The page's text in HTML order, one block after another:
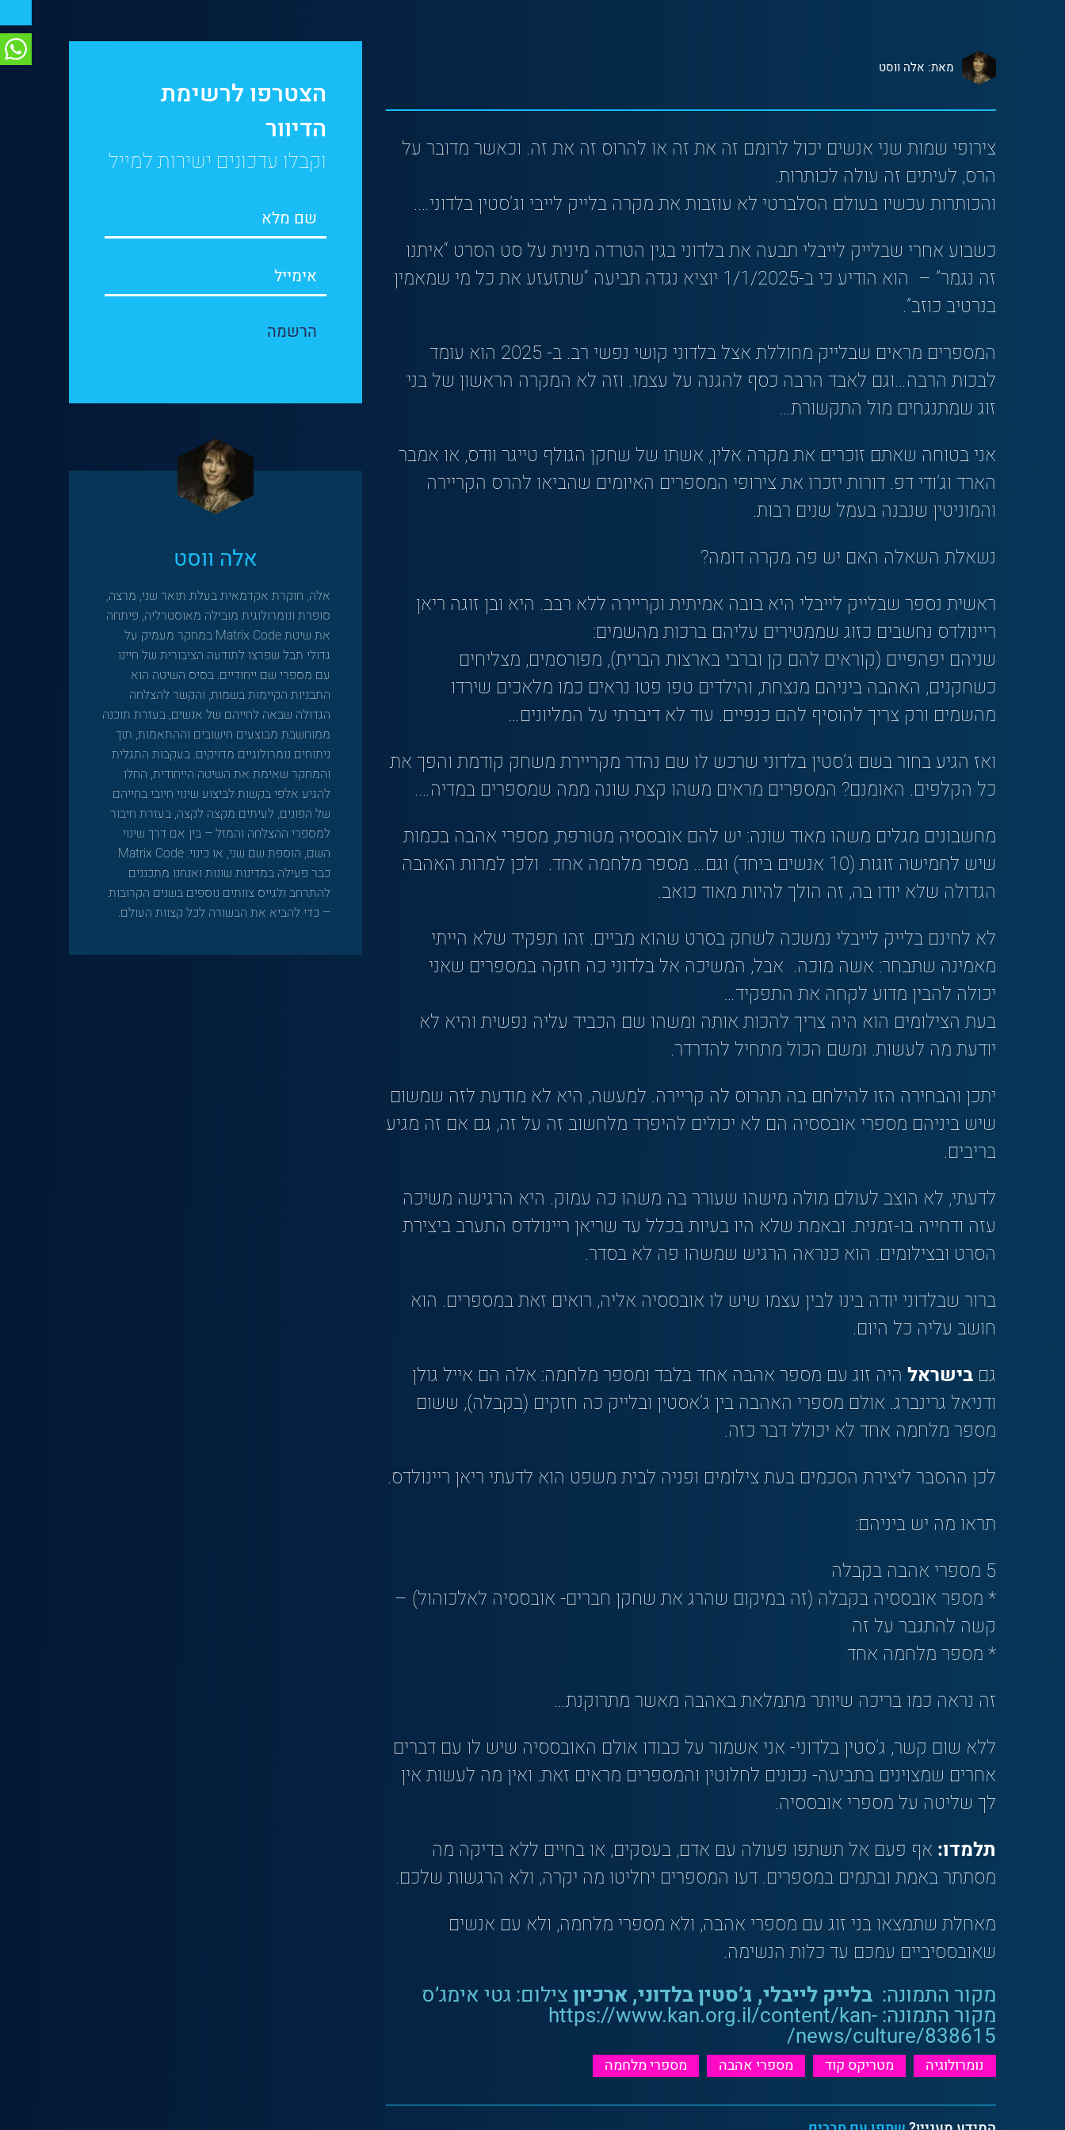
מאת: אלה ווסט
צירופי שמות שני אנשים יכול לרומם זה את זה או להרוס זה את זה. וכאשר מדובר על
הרס, לעיתים זה עולה לכותרות.
והכותרות עכשיו בעולם הסלברטי לא עוזבות את מקרה בלייק לייבי וג’סטין בלדוני….
כשבוע אחרי שבלייק לייבלי תבעה את בלדוני בגין הטרדה מינית על סט הסרט “איתנו
זה נגמר” – הוא הודיע כי ב-1/1/2025 יוציא נגדה תביעה “שתזעזע את כל מי שמאמין
בנרטיב כוזב”.
המספרים מראים שבלייק מחוללת אצל בלדוני קושי נפשי רב. ב- 2025 הוא עומד
לבכות הרבה…וגם לאבד הרבה כסף להגנה על עצמו. וזה לא המקרה הראשון של בני
זוג שמתנגחים מול התקשורת…
אני בטוחה שאתם זוכרים את מקרה אלין, אשתו של שחקן הגולף טייגר וודס, או אמבר
הארד וג’ודי דפ. דורות יזכרו את צירופי המספרים האיומים שהביאו להרס הקריירה
והמוניטין שנבנה בעמל שנים רבות.
נשאלת השאלה האם יש פה מקרה דומה?
ראשית נספר שבלייק לייבלי היא בובה אמיתית וקריירה ללא רבב. היא ובן זוגה ריאן
ריינולדס נחשבים כזוג שממטירים עליהם ברכות מהשמים:
שניהם יפהפיים (קוראים להם קן וברבי בארצות הברית), מפורסמים, מצליחים
כשחקנים, האהבה ביניהם מנצחת, והילדים טפו פטו נראים כמו מלאכים שירדו
מהשמים ורק צריך להוסיף להם כנפיים. עוד לא דיברתי על המליונים…
ואז הגיע בחור בשם ג’סטין בלדוני שרכש לו שם נהדר מקריירת משחק קודמת והפך את
כל הקלפים. האומנם? המספרים מראים משהו קצת שונה ממה שמספרים במדיה….
מחשבונים מגלים משהו מאוד שונה: יש להם אובססיה מטורפת, מספרי אהבה בכמות
שיש לחמישה זוגות (10 אנשים ביחד) וגם… מספר מלחמה אחד. ולכן למרות האהבה
הגדולה שלא יודו בה, זה הולך להיות מאוד כואב.
לא לחינם בלייק לייבלי נמשכה לשחק בסרט שהוא מביים. זהו תפקיד שלא הייתי
מאמינה שתבחר: אשה מוכה. אבל, המשיכה אל בלדוני כה חזקה במספרים שאני
יכולה להבין מדוע לקחה את התפקיד…
בעת הצילומים הוא היה צריך להכות אותה ומשהו שם הכביד עליה נפשית והיא לא
יודעת מה לעשות. ומשם הכול מתחיל להדרדר.
יתכן והבחירה הזו להילחם בה תהרוס לה קריירה. למעשה, היא לא מודעת לזה שמשום
שיש ביניהם מספרי אובססיה הם לא יכולים להיפרד מלחשוב זה על זה, גם אם זה מגיע
בריבים.
לדעתי, לא הוצב לעולם מולה מישהו שעורר בה משהו כה עמוק. היא הרגישה משיכה
עזה ודחייה בו-זמנית. ובאמת שלא היו בעיות בכלל עד שריאן ריינולדס התערב ביצירת
הסרט ובצילומים. הוא כנראה הרגיש שמשהו פה לא בסדר.
ברור שבלדוני יודה בינו לבין עצמו שיש לו אובססיה אליה, רואים זאת במספרים. הוא
חושב עליה כל היום.
גם בישראל היה זוג עם מספר אהבה אחד בלבד ומספר מלחמה: אלה הם אייל גולן
ודניאל גרינברג. אולם מספרי האהבה בין ג’אסטין ובלייק כה חזקים (בקבלה), ששום
מספר מלחמה אחד לא יכולל דבר כזה.
לכן ההסבר ליצירת הסכמים בעת צילומים ופניה לבית משפט הוא לדעתי ריאן ריינולדס.
תראו מה יש ביניהם:
5 מספרי אהבה בקבלה
* מספר אובססיה בקבלה (זה במיקום שהרג את שחקן חברים- אובססיה לאלכוהול) –
קשה להתגבר על זה
* מספר מלחמה אחד
זה נראה כמו בריכה שיותר מתמלאת באהבה מאשר מתרוקנת…
ללא שום קשר, ג’סטין בלדוני- אני אשמור על כבודו אולם האובססיה שיש לו עם דברים
אחרים שמצוינים בתביעה- נכונים לחלוטין והמספרים מראים זאת. ואין מה לעשות אין
לך שליטה על מספרי אובססיה.
תלמדו: אף פעם אל תשתפו פעולה עם אדם, בעסקים, או בחיים ללא בדיקה מה
מסתתר באמת ובתמים במספרים. דעו המספרים יחליטו מה יקרה, ולא הרגשות שלכם.
מאחלת שתמצאו בני זוג עם מספרי אהבה, ולא מספרי מלחמה, ולא עם אנשים
שאובססיביים עמכם עד כלות הנשימה.
מקור התמונה: בלייק לייבלי, ג’סטין בלדוני, ארכיון צילום: גטי אימג’ס
מקור התמונה: https://www.kan.org.il/content/kan-
news/culture/838615/
נומרולוגיה מטריקס קוד מספרי אהבה מספרי מלחמה
הצטרפו לרשימת
הדיוור
וקבלו עדכונים ישירות למייל
אלה ווסט
אלה, חוקרת אקדמאית בעלת תואר שני, מרצה,
סופרת ונומרולוגית מובילה מאוסטרליה, פיתחה
את שיטת Matrix Code במחקר מעמיק על
גדולי תבל שפרצו לתודעה הציבורית של חיינו
עם מספרי שם ייחודיים. בסיס השיטה הוא
התבניות הקיימות בשמות, והקשר להצלחה
הגדולה שבאה לחייהם של אנשים, בעזרת תוכנה
ממוחשבת מבוצעים חישובים וההתאמות, תוך
ניתוחים נומרולוגיים מדויקים. בעקבות התגלית
והמחקר שאימת את השיטה הייחודית, החלו
להגיע אלפי בקשות לביצוע שינוי חיובי בחייהם
של הפונים, לעיתים מקצה לקצה, בעזרת חיבור
למספרי ההצלחה והמזל – בין אם דרך שינוי
השם, הוספת שם שני, או כינוי. Matrix Code
כבר פעילה במדינות שונות ואנחנו מתכננים
להתרחב ולגייס צוותים נוספים בשנים הקרובות
– כדי להביא את הבשורה לכל קצוות העולם.